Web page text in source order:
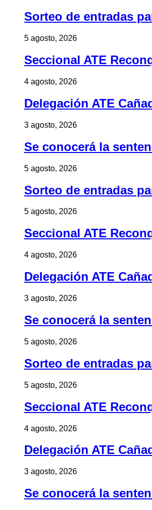
Sorteo de entradas
5 agosto, 2026
Seccional ATE
4 agosto, 2026
Delegación ATE
3 agosto, 2026
Se conocerá la
5 agosto, 2026
Sorteo de entradas
5 agosto, 2026
Seccional ATE
4 agosto, 2026
Delegación ATE
3 agosto, 2026
Se conocerá la
5 agosto, 2026
Sorteo de entradas
5 agosto, 2026
Seccional ATE
4 agosto, 2026
Delegación ATE
3 agosto, 2026
Se conocerá la